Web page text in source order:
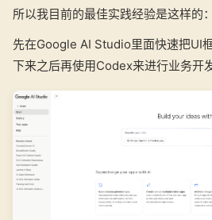
所以我目前的最佳实践经验是这样的：
先在Google AI Studio里面快速把UI
下来之后再使用Codex来进行业务开发